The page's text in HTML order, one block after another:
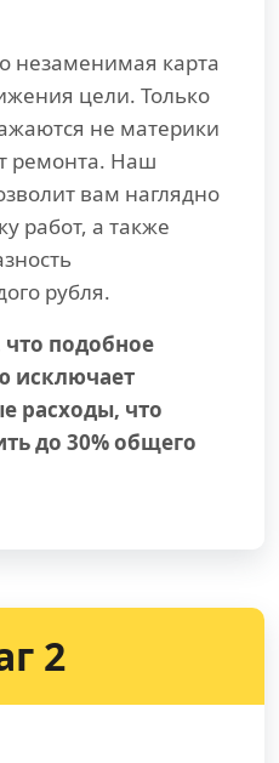
незаменимая карта
цели. Только
не материки
ремонта. Наш
вам наглядно
работ, а также
рубля.
что подобное
исключает
расходы, что
до 30% общего
2